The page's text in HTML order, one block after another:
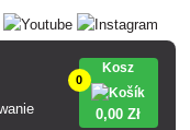
0
Kosz
0,00 Zł